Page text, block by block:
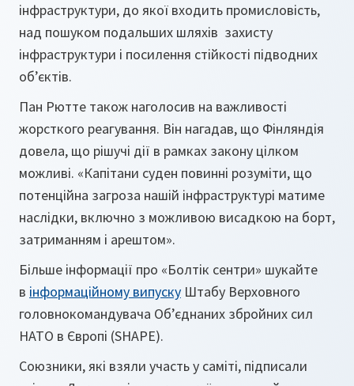
інфраструктури, до якої входить промисловість,
над пошуком подальших шляхів захисту
інфраструктури і посилення стійкості підводних
об’єктів.
Пан Рютте також наголосив на важливості
жорсткого реагування. Він нагадав, що Фінляндія
довела, що рішучі дії в рамках закону цілком
можливі. «Капітани суден повинні розуміти, що
потенційна загроза нашій інфраструктурі матиме
наслідки, включно з можливою висадкою на борт,
затриманням і арештом».
Більше інформації про «Болтік сентри» шукайте
в інформаційному випуску Штабу Верховного
головнокомандувача Об’єднаних збройних сил
НАТО в Європі (SHAPE).
Союзники, які взяли участь у саміті, підписали